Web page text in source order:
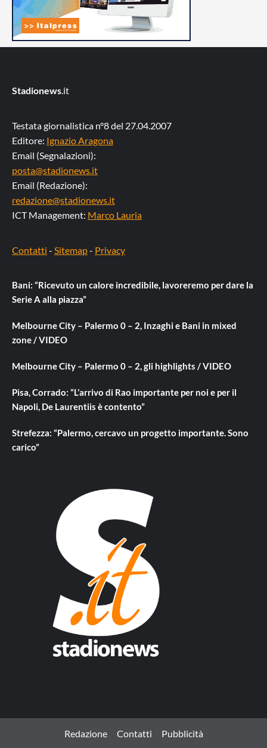
Stadionews.it
Testata giornalistica n°8 del 27.04.2007
Editore: Ignazio Aragona
Email (Segnalazioni):
posta@stadionews.it
Email (Redazione):
redazione@stadionews.it
ICT Management: Marco Lauria
Contatti - Sitemap- Privacy
Bani: “Ricevuto un calore incredibile, lavoreremo per dare la
Serie A alla piazza”
Melbourne City – Palermo 0 – 2, Inzaghi e Bani in mixed
zone / VIDEO
Melbourne City – Palermo 0 – 2, gli highlights / VIDEO
Pisa, Corrado: “L’arrivo di Rao importante per noi e per il
Napoli, De Laurentiis è contento”
Strefezza: “Palermo, cercavo un progetto importante. Sono
carico”
Redazione Contatti Pubblicità